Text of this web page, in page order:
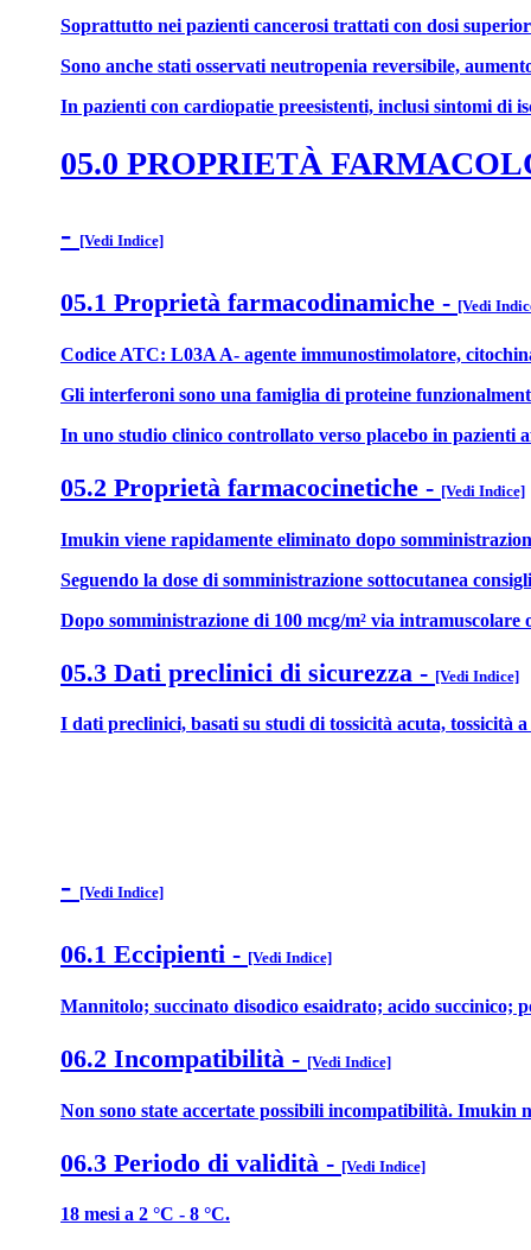
Soprattutto nei pazienti cancerosi trattati con dosi
Sono anche stati osservati neutropenia reversibile,
In pazienti con cardiopatie preesistenti, inclusi sintomi di
05.0 PROPRIETÀ
- [Vedi Indice]
05.1 Proprietà farmacodinamiche - [Vedi
Codice ATC: L03A A- agente immunostimolatore,
Gli interferoni sono una famiglia di proteine
In uno studio clinico controllato verso placebo in
05.2 Proprietà farmacocinetiche - [Vedi Indice]
Imukin viene rapidamente eliminato dopo
Seguendo la dose di somministrazione sottocutanea
Dopo somministrazione di 100 mcg/m² via
05.3 Dati preclinici di sicurezza - [Vedi Indice]
I dati preclinici, basati su studi di tossicità acuta, tossicità
- [Vedi Indice]
06.1 Eccipienti - [Vedi Indice]
Mannitolo; succinato disodico esaidrato; acido succinico;
06.2 Incompatibilità - [Vedi Indice]
Non sono state accertate possibili incompatibilità. Imukin
06.3 Periodo di validità - [Vedi Indice]
18 mesi a 2 °C - 8 °C.